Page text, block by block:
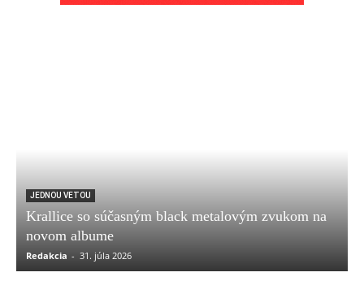
JEDNOU VETOU
Krallice so súčasným black metalovým zvukom na
novom albume
Redakcia - 31. júla 2026